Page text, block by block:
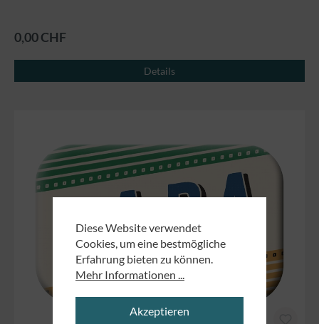
0,00 CHF
Details
Diese Website verwendet
Cookies, um eine bestmögliche
Erfahrung bieten zu können.
Mehr Informationen ...
Akzeptieren